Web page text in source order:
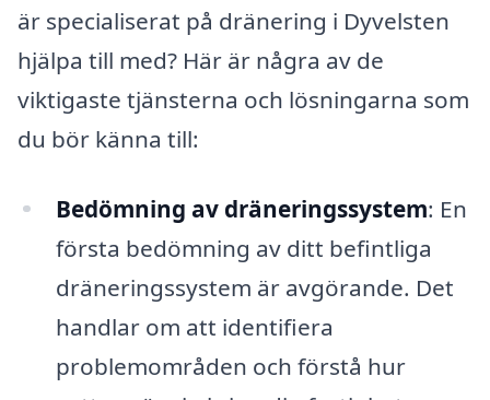
är specialiserat på dränering i Dyvelsten
hjälpa till med? Här är några av de
viktigaste tjänsterna och lösningarna som
du bör känna till:
Bedömning av dräneringssystem: En
första bedömning av ditt befintliga
dräneringssystem är avgörande. Det
handlar om att identifiera
problemområden och förstå hur